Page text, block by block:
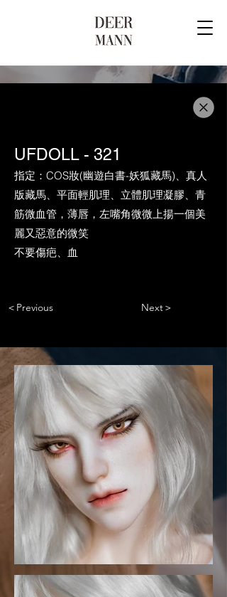
UFDOLL - 321
指定：COS妝(幽遊白書-妖狐藏馬)、真人
版藏馬、平面輕肌理、立體肌理凝膠、青
筋微血管，薄唇，左嘴角微微上揚一個美
麗又惡意的微笑
不要傷疤、血
＜Previous Next＞